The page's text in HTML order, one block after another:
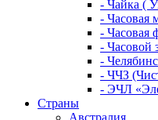
- Чайка (
- Часовая
- Часовая
- Часовой
-
- ЧЧЗ
- ЭЧЛ
Страны
Австралия